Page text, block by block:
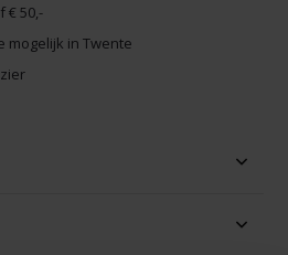
€ 50,-
mogelijk in Twente